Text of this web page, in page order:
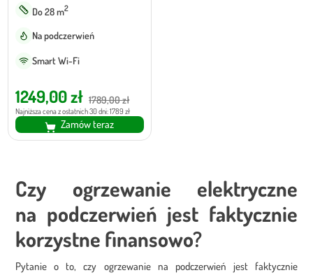
Czy ogrzewanie elektryczne
na podczerwień jest faktycznie
korzystne finansowo?
Pytanie o to, czy ogrzewanie na podczerwień jest faktycznie
Do 28 m2
Na podczerwień
Smart Wi-Fi
1789,00zł
Pierwotna
cena
wynosiła:
1249,00zł
Aktualna
cena
wynosi:
Najniższa cena z ostatnich 30 dni: 1789 zł
Zamów teraz